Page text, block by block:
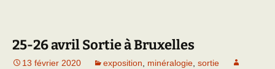
25-26 avril Sortie à Bruxelles
13 février 2020 exposition, minéralogie, sortie